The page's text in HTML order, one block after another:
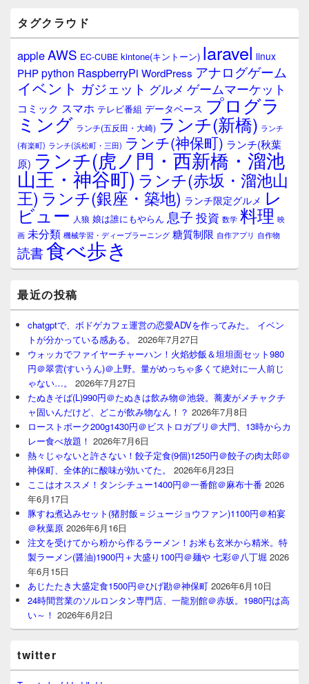
ウ
ィ
ジ
ェ
ア
タグクラウド
appleAWS EC-CUBE kintone(キントーン) laravel linux
PHPpython RaspberryPi WordPress アナログゲーム
イベント ガジェット グルメ ゲームマーケット
コミック スマホ テレビ番組 データベース プログラ
ミング ランチ(五反田・大崎) ランチ(新橋) ランチ
(有楽町) ランチ(浜松町・三田) ランチ(神保町) ランチ(秋葉
原) ランチ(虎ノ門・西新橋・溜池
山王・神谷町) ランチ(赤坂・溜池山
王) ランチ(銀座・築地) ランチ限定グルメ レ
ビュー 人狼 娘は誰にもやらん 息子 投資 数学 料理 映
画 未分類 機械学習・ディープラーニング 糖質制限 自作アプリ 自作物
読書食べ歩き
最近の投稿
chatgptで、ボドゲカフェ運営の恋愛ADVを作ってみた。 イベン
トが分かっている感ある。
2026年7月27日
ウォッカでファイヤーチャーハン！火焰炒飯＆坦坦面セット980
円＠翠雲(すいうん)＠上野。量がめっちゃ多くて絶対に一人前じ
ゃない…。
2026年7月27日
たぬきそば(L)990円＠たぬきは飲み物＠池袋。蕎麦がメチャクチ
ャ固いんだけど、どこが飲み物なん！？ 2026年7月8日
ローストポーク200g1430円＠ビストロガブリ＠大門、13時からカ
レー食べ放題！ 2026年7月6日
熱々じゃないと許さない！餃子定食(9個)1250円＠餃子の肉太郎＠
神保町、全体的に酸味が効いてた。
2026年6月23日
ここはオススメ！タンシチュー1400円＠一番館＠麻布十番 2026
年6月17日
豚すね煮込みセット(猪肘飯＝ジュージョウファン)1100円＠柏宴
＠秋葉原 2026年6月16日
注文を受けてから粉から作るラーメン！お米も玄米から精米。特
製ラーメン(醤油)1900円＋大盛り100円＠麺や 七彩＠八丁堀 2026
年6月15日
あじたたき大盛定食1500円＠ひげ勘＠神保町 2026年6月10日
24時間営業のソルロンタン専門店、一龍別館＠赤坂。1980円は高
い～！ 2026年6月2日
twitter